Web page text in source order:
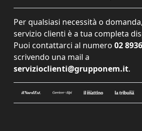
Per qualsiasi necessità o
servizio clienti è a tua completa
Puoi contattarci al numero 02
scrivendo una mail a
servizioclienti@grupponem.it.